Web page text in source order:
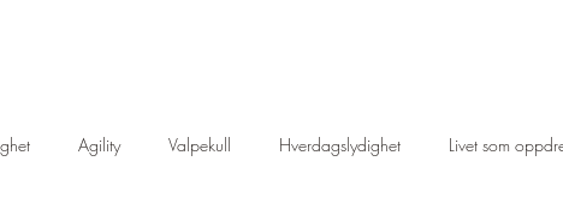
Agility Valpekull Hverdagslydighet Livet som